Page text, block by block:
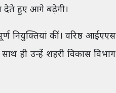
देते हुए आगे बढ़ेगी।
नियुक्तियां कीं। वरिष्ठ आईएएस
ही उन्हें शहरी विकास विभाग